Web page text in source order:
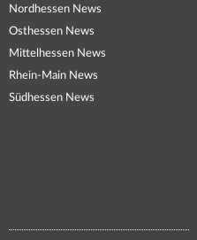
Nordhessen News
Osthessen News
Mittelhessen News
Rhein-Main News
Südhessen News